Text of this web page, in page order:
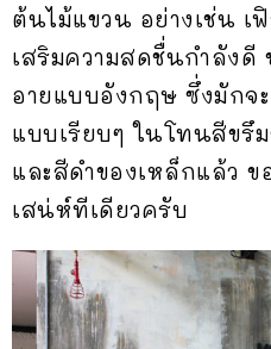
ต้นไม้แขวน อย่างเช่น เ
เสริมความสดชื่นกำลัง
อายแบบอังกฤษ ซึ่งมักจ
แบบเรียบๆ ในโทนสีขรึ
และสีดำของเหล็กแล้ว ข
เสน่ห์ทีเดียวครับ